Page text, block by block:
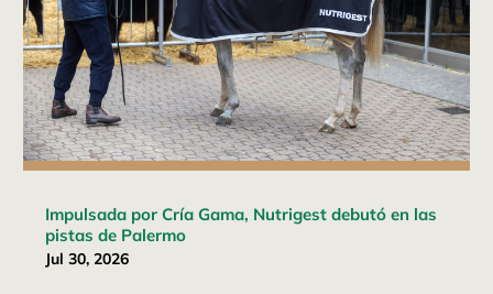
Impulsada por Cría Gama, Nutrigest debutó en las
pistas de Palermo
Jul 30, 2026